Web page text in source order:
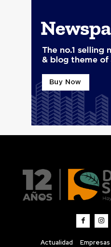
Actualidad Empresas